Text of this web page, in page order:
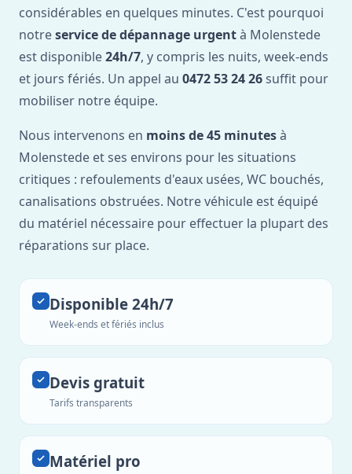
considérables en quelques minutes. C'est pourquoi
notreservice de dépannage urgentà Molenstede
est disponible24h/7, y compris les nuits, week-ends
et jours fériés. Un appel au 0472 53 24 26 suffit pour
mobiliser notre équipe.
Nous intervenons en moins de 45 minutesà
Molenstede et ses environs pour les situations
critiques : refoulements d'eaux usées, WC bouchés,
canalisations obstruées. Notre véhicule est équipé
du matériel nécessaire pour effectuer la plupart des
réparations sur place.
Disponible 24h/7
Week-ends et fériés inclus
Devis gratuit
Tarifs transparents
Matériel pro